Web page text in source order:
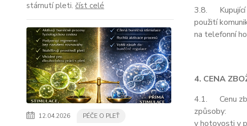
stárnutí pleti. číst celé
12.04.2026 PÉČE O PLEŤ
3.8. Kupující
použití
na telefonní
4. CENA
4.1. Cenu
způsoby:
v hotovosti v